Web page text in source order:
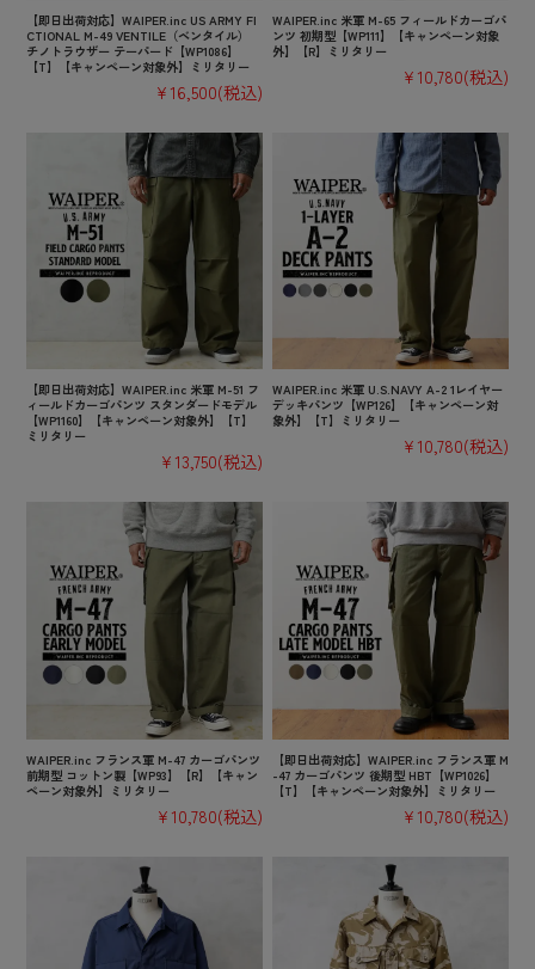
【即日出荷対応】WAIPER.inc US ARMY FI
CTIONAL M-49 VENTILE（ベンタイル）
チノトラウザー テーパード【WP1086】
【T】【キャンペーン対象外】ミリタリー
¥16,500(税込)
WAIPER.inc 米軍 M-65 フィールドカーゴパ
ンツ 初期型【WP111】【キャンペーン対象
外】【R】ミリタリー
¥10,780(税込)
【即日出荷対応】WAIPER.inc 米軍 M-51 フ
ィールドカーゴパンツ スタンダードモデル
【WP1160】【キャンペーン対象外】【T】
ミリタリー
¥13,750(税込)
WAIPER.inc 米軍 U.S.NAVY A-2 1レイヤー
デッキパンツ【WP126】【キャンペーン対
象外】【T】ミリタリー
¥10,780(税込)
WAIPER.inc フランス軍 M-47 カーゴパンツ
前期型 コットン製【WP93】【R】【キャン
ペーン対象外】ミリタリー
¥10,780(税込)
【即日出荷対応】WAIPER.inc フランス軍 M
-47 カーゴパンツ 後期型 HBT【WP1026】
【T】【キャンペーン対象外】ミリタリー
¥10,780(税込)